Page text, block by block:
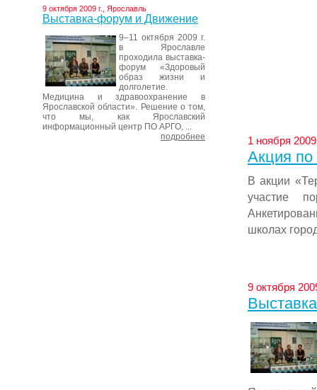
9 октября 2009 г., Ярославль
Выставка-форум и Движение
9–11 октября 2009 г.
в Ярославле
проходила выставка-
форум «Здоровый
образ жизни и
долголетие.
Медицина и здравоохранение в
Ярославской области». Решение о том,
что мы, как Ярославский
информационный центр ПО АРГО, ...
подробнее
1 ноября
Акция
В акции
участие
школах
9 октября